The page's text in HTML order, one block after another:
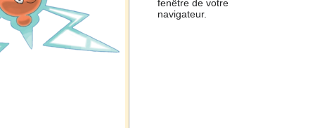
fenêtre de votre
navigateur.